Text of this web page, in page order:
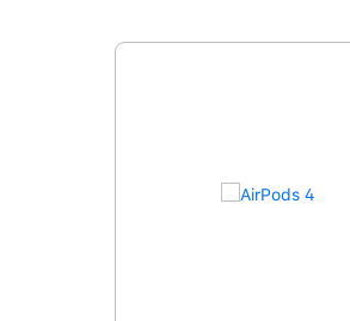
Produktgalerie überspringen